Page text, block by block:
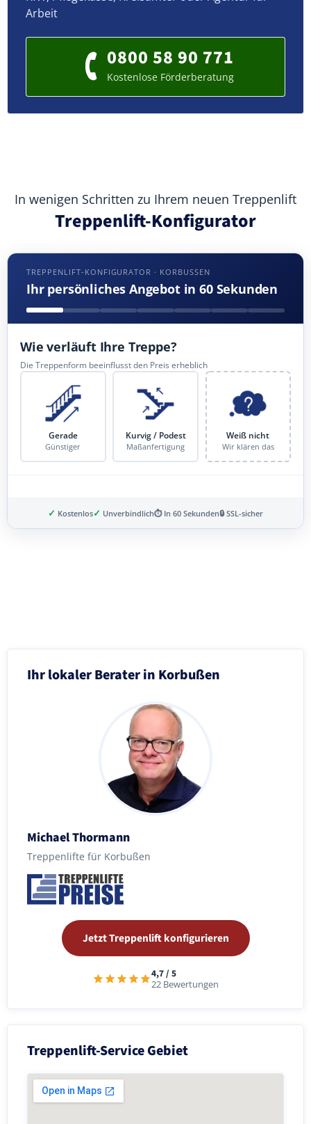
Arbeit
0800 58 90 771
Kostenlose Förderberatung
In wenigen Schritten zu Ihrem neuen Treppenlift
Treppenlift-Konfigurator
TREPPENLIFT-KONFIGURATOR · KORBUSSEN
Ihr persönliches Angebot in 60 Sekunden
Wie verläuft Ihre Treppe?
Die Treppenform beeinflusst den Preis erheblich
Gerade
Günstiger
Kurvig / Podest
Maßanfertigung
Weiß nicht
Wir klären das
✓ Kostenlos✓ Unverbindlich⏱ In 60 Sekunden🔒 SSL-sicher
Ihr lokaler Berater in Korbußen
Michael Thormann
Treppenlifte für Korbußen
Jetzt Treppenlift konfigurieren
4,7 / 5
22 Bewertungen
Treppenlift-Service Gebiet